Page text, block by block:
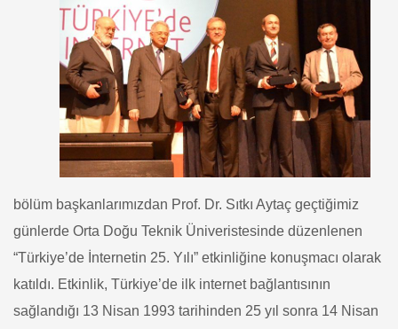
bölüm başkanlarımızdan Prof. Dr. Sıtkı Aytaç geçtiğimiz
günlerde Orta Doğu Teknik Üniveristesinde düzenlenen
“Türkiye’de İnternetin 25. Yılı” etkinliğine konuşmacı olarak
katıldı. Etkinlik, Türkiye’de ilk internet bağlantısının
sağlandığı 13 Nisan 1993 tarihinden 25 yıl sonra 14 Nisan